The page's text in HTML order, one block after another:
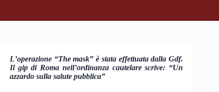
Lʼoperazione “The mask” è stata effettuata dalla Gdf.
Il gip di Roma nellʼordinanza cautelare scrive: “Un
azzardo sulla salute pubblica”